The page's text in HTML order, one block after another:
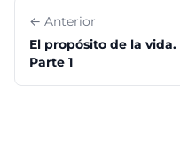
← Anterior
El propósito de la vida.
Parte 1